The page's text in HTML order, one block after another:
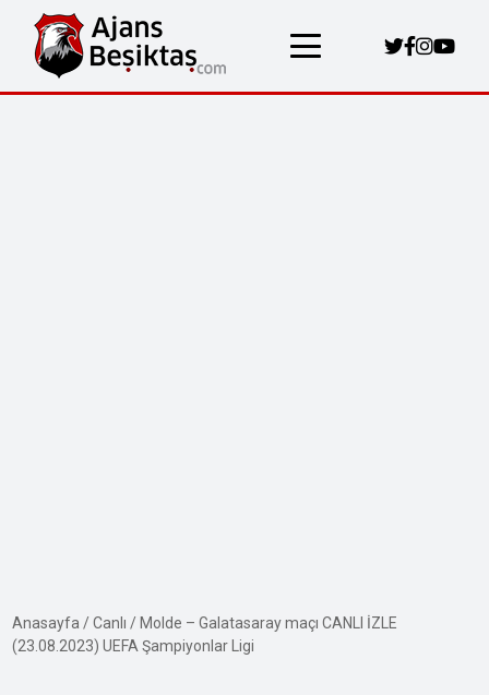
Anasayfa /Canlı / Molde – Galatasaray maçı CANLI İZLE
(23.08.2023) UEFA Şampiyonlar Ligi